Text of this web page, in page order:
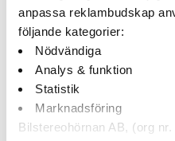
anpassa reklambudskap
följande kategorier:
Nödvändiga
Analys & funktion
Statistik
Marknadsföring
Bilstereohörnan AB, (org nr.
SNABBA LEVERANSER
Finns i webblagret
Brax Matrix ML8 MID - High-